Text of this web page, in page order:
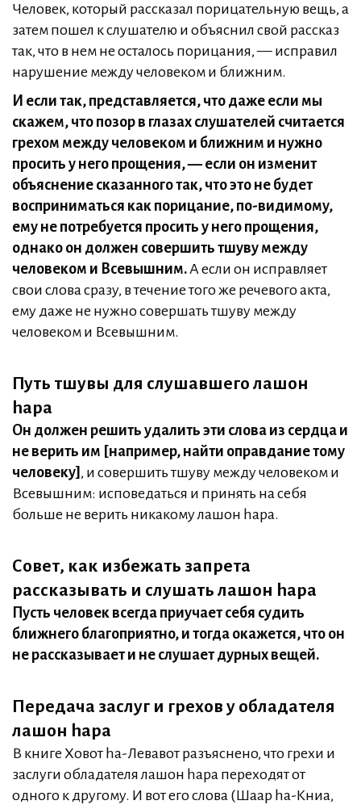
Человек, который рассказал порицательную вещь, а
затем пошел к слушателю и объяснил свой рассказ
так, что в нем не осталось порицания, — исправил
нарушение между человеком и ближним.
И если так, представляется, что даже если мы
скажем, что позор в глазах слушателей считается
грехом между человеком и ближним и нужно
просить у него прощения, — если он изменит
объяснение сказанного так, что это не будет
восприниматься как порицание, по-видимому,
ему не потребуется просить у него прощения,
однако он должен совершить тшуву между
человеком и Всевышним.А если он исправляет
свои слова сразу, в течение того же речевого акта,
ему даже не нужно совершать тшуву между
человеком и Всевышним.
Путь тшувы для слушавшего лашон
hара
Он должен решить удалить эти слова из сердца и
не верить им [например, найти оправдание тому
человеку] , и совершить тшуву между человеком и
Всевышним: исповедаться и принять на себя
больше не верить никакому лашон hара.
Совет, как избежать запрета
рассказывать и слушать лашон hара
Пусть человек всегда приучает себя судить
ближнего благоприятно, и тогда окажется, что он
не рассказывает и не слушает дурных вещей.
Передача заслуг и грехов у обладателя
лашон hара
В книге Ховот hа-Левавот разъяснено, что грехи и
заслуги обладателя лашон hара переходят от
одного к другому. И вот его слова (Шаар hа-Книа,